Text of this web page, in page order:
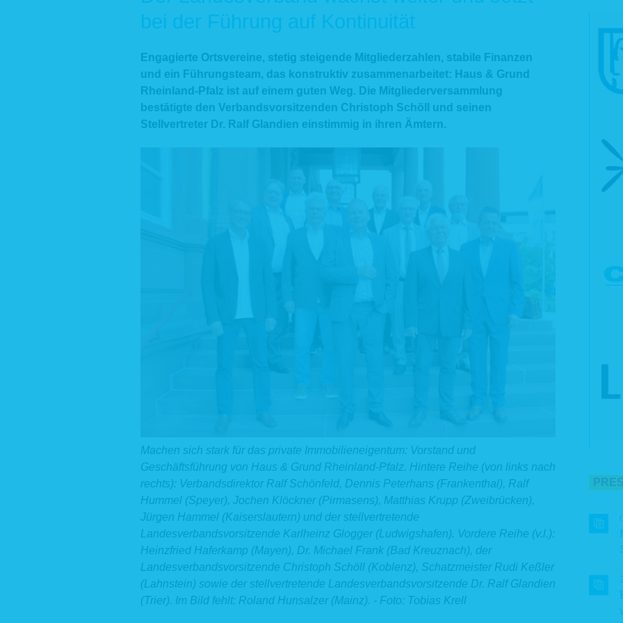
bei der Führung auf Kontinuität
Engagierte Ortsvereine, stetig steigende Mitgliederzahlen, stabile Finanzen
und ein Führungsteam, das konstruktiv zusammenarbeitet: Haus & Grund
Rheinland-Pfalz ist auf einem guten Weg. Die Mitgliederversammlung
bestätigte den Verbandsvorsitzenden Christoph Schöll und seinen
Stellvertreter Dr. Ralf Glandien einstimmig in ihren Ämtern.
Machen sich stark für das private Immobilieneigentum: Vorstand und
Geschäftsführung von Haus & Grund Rheinland-Pfalz. Hintere Reihe (von links nach
rechts): Verbandsdirektor Ralf Schönfeld, Dennis Peterhans (Frankenthal), Ralf
Hummel (Speyer), Jochen Klöckner (Pirmasens), Matthias Krupp (Zweibrücken),
Jürgen Hammel (Kaiserslautern) und der stellvertretende
Landesverbandsvorsitzende Karlheinz Glogger (Ludwigshafen). Vordere Reihe (v.l.):
Heinzfried Haferkamp (Mayen), Dr. Michael Frank (Bad Kreuznach), der
Landesverbandsvorsitzende Christoph Schöll (Koblenz), Schatzmeister Rudi Keßler
(Lahnstein) sowie der stellvertretende Landesverbandsvorsitzende Dr. Ralf Glandien
(Trier). Im Bild fehlt: Roland Hunsalzer (Mainz). - Foto: Tobias Krell